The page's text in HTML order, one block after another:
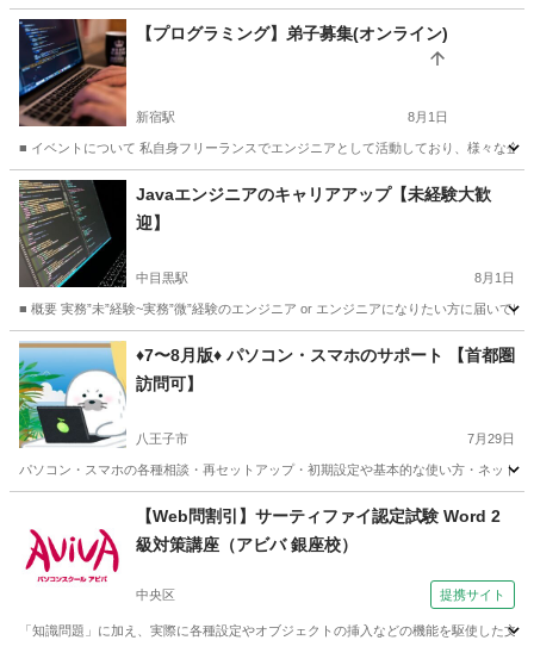
【プログラミング】弟子募集(オンライン)
新宿駅 8月1日
■ イベントについて 私自身フリーランスでエンジニアとして活動しており、様々な企
東京 新宿区 プログラミング オンライン
Javaエンジニアのキャリアアップ【未経験大歓
迎】
中目黒駅 8月1日
■ 概要 実務”未”経験~実務”微”経験のエンジニア or エンジニアになりたい方に届いて
東京 渋谷区 中目黒駅 プログラミング Java
♦️7〜8月版♦️ パソコン・スマホのサポート 【首都圏
訪問可】
八王子市 7月29日
パソコン・スマホの各種相談・再セットアップ・初期設定や基本的な使い方・ネット
その他
【Web問割引】サーティファイ認定試験 Word 2
級対策講座（アビバ 銀座校）
中央区 提携サイト
「知識問題」に加え、実際に各種設定やオブジェクトの挿入などの機能を駆使した